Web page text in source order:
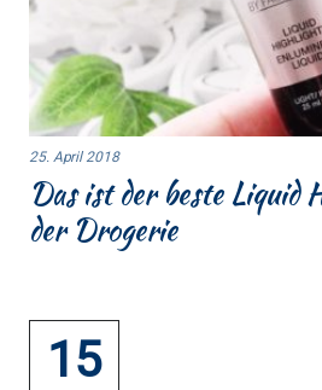
25. April 2018
Das ist der beste Liquid
der Drogerie
15